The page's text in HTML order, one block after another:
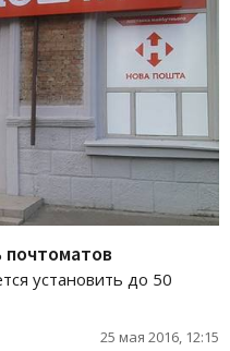
почтоматов
установить до 50
25 мая 2016, 12:15